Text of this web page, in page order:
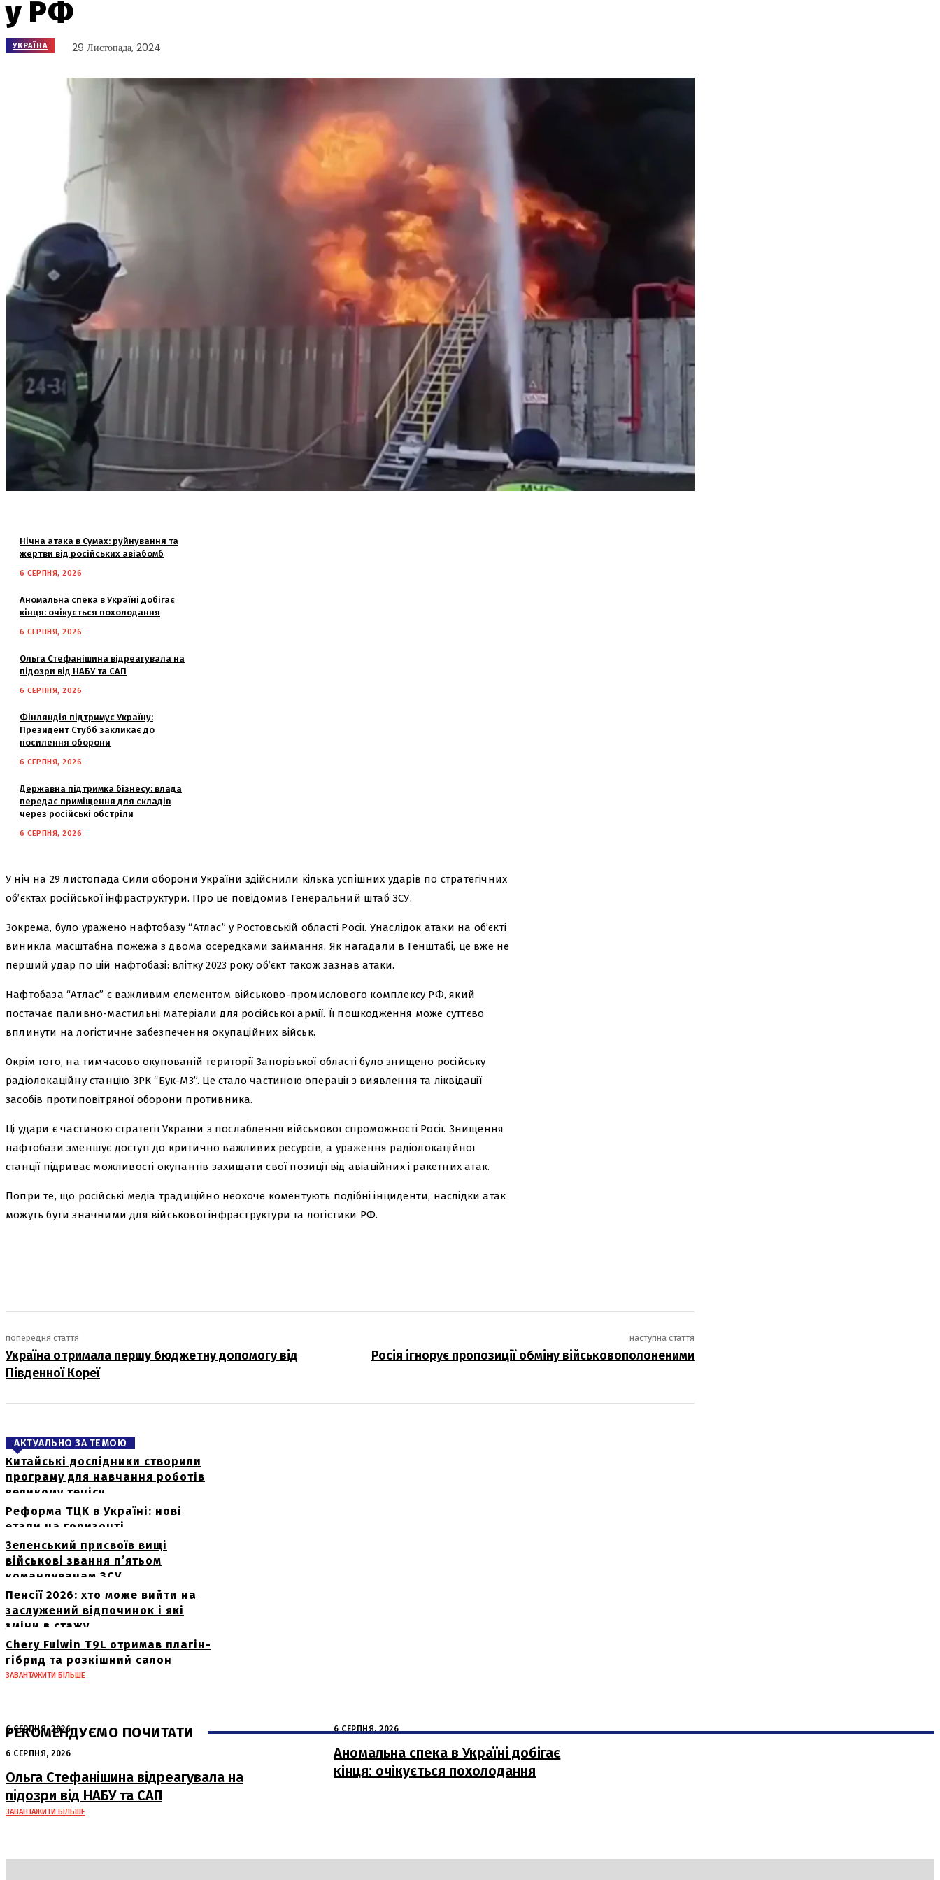
у РФ
УКРАЇНА 29 Листопада, 2024
Нічна атака в Сумах: руйнування та
жертви від російських авіабомб
6 СЕРПНЯ, 2026
Аномальна спека в Україні добігає
кінця: очікується похолодання
6 СЕРПНЯ, 2026
Ольга Стефанішина відреагувала на
підозри від НАБУ та САП
6 СЕРПНЯ, 2026
Фінляндія підтримує Україну:
Президент Стубб закликає до
посилення оборони
6 СЕРПНЯ, 2026
Державна підтримка бізнесу: влада
передає приміщення для складів
через російські обстріли
6 СЕРПНЯ, 2026
У ніч на 29 листопада Сили оборони України здійснили кілька успішних ударів по стратегічних
об’єктах російської інфраструктури. Про це повідомив Генеральний штаб ЗСУ.
Зокрема, було уражено нафтобазу “Атлас” у Ростовській області Росії. Унаслідок атаки на об’єкті
виникла масштабна пожежа з двома осередками займання. Як нагадали в Генштабі, це вже не
перший удар по цій нафтобазі: влітку 2023 року об’єкт також зазнав атаки.
Нафтобаза “Атлас” є важливим елементом військово-промислового комплексу РФ, який
постачає паливно-мастильні матеріали для російської армії. Її пошкодження може суттєво
вплинути на логістичне забезпечення окупаційних військ.
Окрім того, на тимчасово окупованій території Запорізької області було знищено російську
радіолокаційну станцію ЗРК “Бук-М3”. Це стало частиною операції з виявлення та ліквідації
засобів протиповітряної оборони противника.
Ці удари є частиною стратегії України з послаблення військової спроможності Росії. Знищення
нафтобази зменшує доступ до критично важливих ресурсів, а ураження радіолокаційної
станції підриває можливості окупантів захищати свої позиції від авіаційних і ракетних атак.
Попри те, що російські медіа традиційно неохоче коментують подібні інциденти, наслідки атак
можуть бути значними для військової інфраструктури та логістики РФ.
попередня стаття
Україна отримала першу бюджетну допомогу від
Південної Кореї
наступна стаття
Росія ігнорує пропозиції обміну військовополоненими
АКТУАЛЬНО ЗА ТЕМОЮ
Китайські дослідники створили
програму для навчання роботів
великому тенісу
Реформа ТЦК в Україні: нові
етапи на горизонті
Зеленський присвоїв вищі
військові звання п’ятьом
командувачам ЗСУ
Пенсії 2026: хто може вийти на
заслужений відпочинок і які
зміни в стажу
Chery Fulwin T9L отримав плагін-
гібрид та розкішний салон
ЗАВАНТАЖИТИ БІЛЬШЕ
РЕКОМЕНДУЄМО ПОЧИТАТИ
6 СЕРПНЯ, 2026
Нічна атака в Сумах: руйнування та
жертви від російських авіабомб
6 СЕРПНЯ, 2026
Аномальна спека в Україні добігає
кінця: очікується похолодання
6 СЕРПНЯ, 2026
Ольга Стефанішина відреагувала на
підозри від НАБУ та САП
ЗАВАНТАЖИТИ БІЛЬШЕ